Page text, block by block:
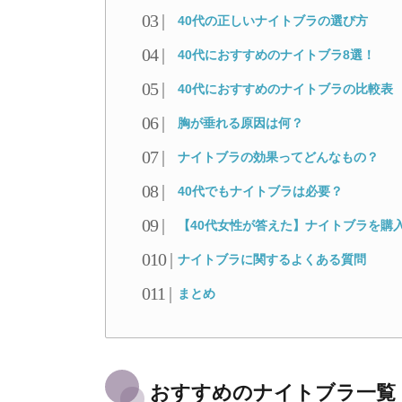
40代の正しいナイトブラの選び方
40代におすすめのナイトブラ8選！
40代におすすめのナイトブラの比較表
胸が垂れる原因は何？
ナイトブラの効果ってどんなもの？
40代でもナイトブラは必要？
【40代女性が答えた】ナイトブラを購
ナイトブラに関するよくある質問
まとめ
おすすめのナイトブラ一覧